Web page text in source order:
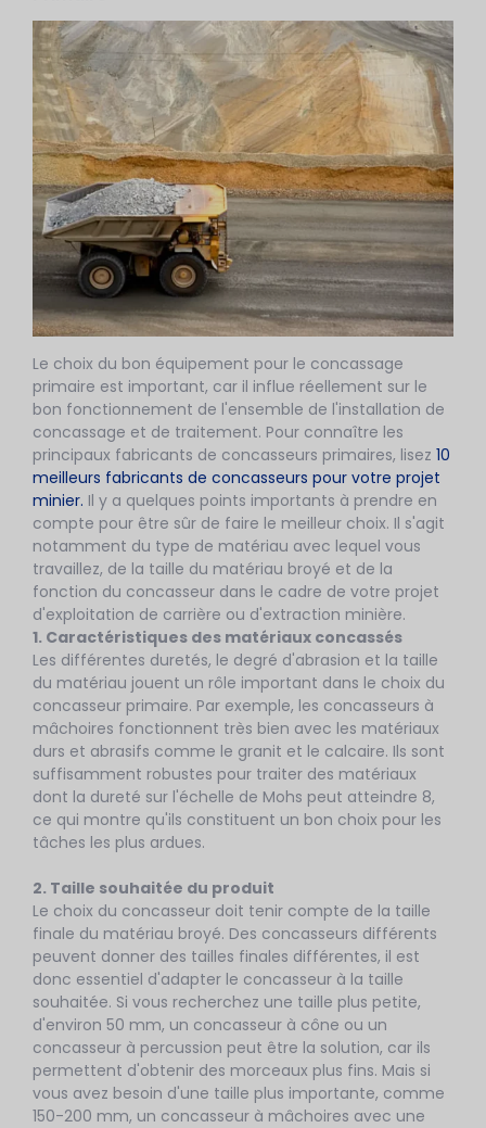
Le choix du bon équipement pour le concassage
primaire est important, car il influe réellement sur le
bon fonctionnement de l'ensemble de l'installation de
concassage et de traitement. Pour connaître les
principaux fabricants de concasseurs primaires, lisez 10
meilleurs fabricants de concasseurs pour votre projet
minier. Il y a quelques points importants à prendre en
compte pour être sûr de faire le meilleur choix. Il s'agit
notamment du type de matériau avec lequel vous
travaillez, de la taille du matériau broyé et de la
fonction du concasseur dans le cadre de votre projet
d'exploitation de carrière ou d'extraction minière.
1. Caractéristiques des matériaux concassés
Les différentes duretés, le degré d'abrasion et la taille
du matériau jouent un rôle important dans le choix du
concasseur primaire. Par exemple, les concasseurs à
mâchoires fonctionnent très bien avec les matériaux
durs et abrasifs comme le granit et le calcaire. Ils sont
suffisamment robustes pour traiter des matériaux
dont la dureté sur l'échelle de Mohs peut atteindre 8,
ce qui montre qu'ils constituent un bon choix pour les
tâches les plus ardues.
2. Taille souhaitée du produit
Le choix du concasseur doit tenir compte de la taille
finale du matériau broyé. Des concasseurs différents
peuvent donner des tailles finales différentes, il est
donc essentiel d'adapter le concasseur à la taille
souhaitée. Si vous recherchez une taille plus petite,
d'environ 50 mm, un concasseur à cône ou un
concasseur à percussion peut être la solution, car ils
permettent d'obtenir des morceaux plus fins. Mais si
vous avez besoin d'une taille plus importante, comme
150-200 mm, un concasseur à mâchoires avec une